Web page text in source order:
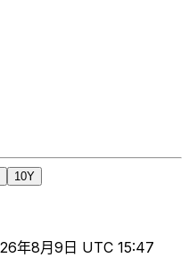
10Y
年8月9日 UTC 15:47